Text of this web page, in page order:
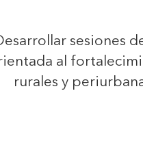
sesiones
al
rurales y